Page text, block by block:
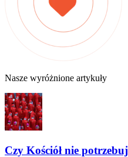
Nasze wyróżnione artykuły
Czy Kościół nie